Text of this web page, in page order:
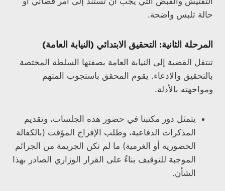
حالة تلبس واضحة.
المرحلة الثانية: التحقيق الابتدائي (النيابة العامة)
تنتقل القضية إلى النيابة العامة بصفتها السلطة المختصة
بالتحقيق والادعاء. يقوم المحقق باستجوب المتهم
ومواجهته بالأدلة.
يتمثل دور مكتبنا في حضور هذه الجلسات، وتقديم
المذكرات الدفاعية، وطلب الإفراج المؤقت (بالكفالة
الحضورية أو الغرمية) ما لم تكن الجريمة من الجرائم
الموجبة للتوقيف بناءً على القرار الوزاري الصادر بهذا
الشأن.